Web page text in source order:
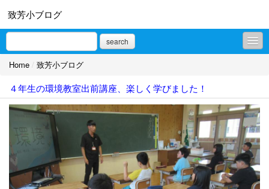
致芳小ブログ
search
致芳小ブログ
プロフィール
Home / 致芳小ブログ
４年生の環境教室出前講座、楽しく学びました！